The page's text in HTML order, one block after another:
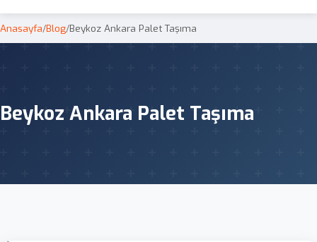
Anasayfa/Blog/Beykoz Ankara Palet Taşıma
Beykoz Ankara Palet Taşıma